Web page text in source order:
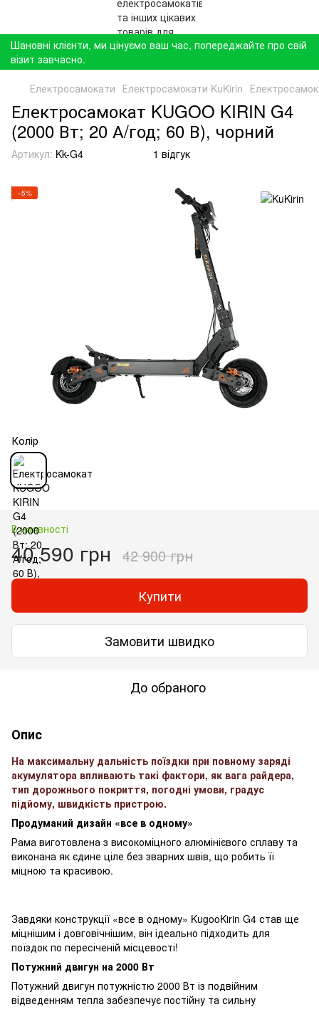
Шановні клієнти, ми цінуємо ваш час, попереджайте про свій
візит завчасно.
Електросамокати Електросамокати KuKirin
Електросамокат KUGOO KIRIN G4
(2000 Вт; 20 А/год; 60 В), чорний
Артикул: Kk-G4 1 відгук
−5%
Колір
В наявності
40 590 грн 42 900 грн
Купити
Замовити швидко
До обраного
Опис
На максимальну дальність поїздки при повному заряді
акумулятора впливають такі фактори, як вага райдера,
тип дорожнього покриття, погодні умови, градус
підйому, швидкість пристрою.
Продуманий дизайн «все в одному»
Рама виготовлена з високоміцного алюмінієвого сплаву та
виконана як єдине ціле без зварних швів, що робить її
міцною та красивою.
Завдяки конструкції «все в одному» KugooKirin G4 став ще
міцнішим і довговічнішим, він ідеально підходить для
поїздок по пересіченій місцевості!
Потужний двигун на 2000 Вт
Потужний двигун потужністю 2000 Вт із подвійним
відведенням тепла забезпечує постійну та сильну